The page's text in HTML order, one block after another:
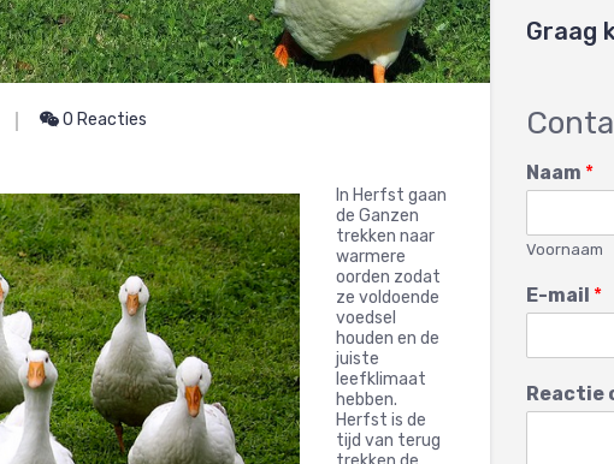
0 Reacties
In Herfst gaan
de Ganzen
trekken naar
warmere
oorden zodat
ze voldoende
voedsel
houden en de
juiste
leefklimaat
hebben.
Herfst is de
tijd van terug
Graag
Naam *
Voornaam
E-mail *
Reactie